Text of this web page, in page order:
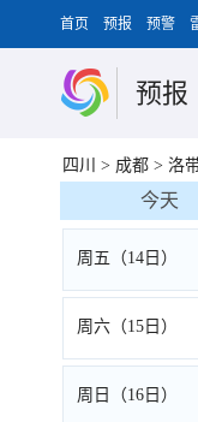
首页 预报 预警
预报
四川 > 成都 > 洛
今天
周五（14日）
周六（15日）
周日（16日）